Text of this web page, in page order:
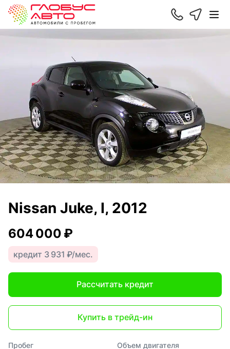
Nissan Juke, I, 2012
604 000 ₽
кредит 3 931 ₽/мес.
Рассчитать кредит
Купить в трейд-ин
Пробег Объем двигателя